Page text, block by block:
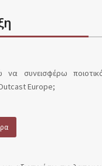
συνεισφέρω
Europe;